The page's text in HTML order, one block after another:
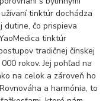
tinktúr dochádza
dutine, čo prispieva
tinktúr
tradičnej čínskej
rokov. Jej pohľad na
na celok a zároveň ho
a harmónia, to